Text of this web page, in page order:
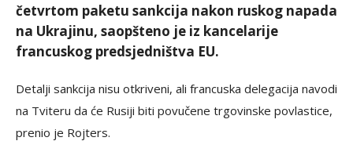
četvrtom paketu sankcija nakon ruskog napada
na Ukrajinu, saopšteno je iz kancelarije
francuskog predsjedništva EU.
Detalji sankcija nisu otkriveni, ali francuska delegacija navodi
na Tviteru da će Rusiji biti povučene trgovinske povlastice,
prenio je Rojters.